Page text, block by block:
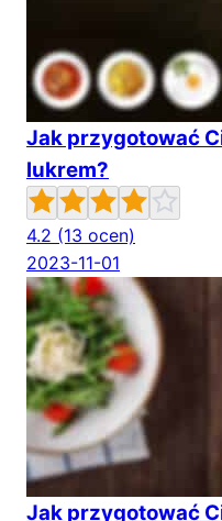
Jak przygotować
lukrem?
4.2 (13 ocen)
2023-11-01
Jak przygotować